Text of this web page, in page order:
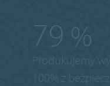
100%
Produkujemy
100% z